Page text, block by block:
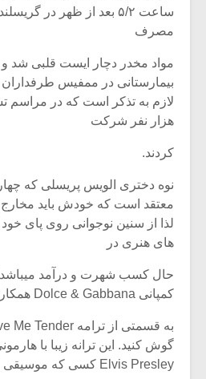
ساعت ۵/۲ بعد از ظهر در
مصرف
مواد مخدر دچار ایست قلبی شد
بیمارستانی در ممفیس طرفداران
هزار نفر شرکت
کردند.
نوه دختری الویس پریسلی که
معتقد است که خودش باید مخارج
لذا از سنین نوجوانی روی پای خود
های هنری در
حال کسب شهرت و درآمد میباشد
کمپانی Dolce & Gabbana همکاری میکند.
گوش کنید. این ترانه زیبا با
Elvis Presley کسی که موسیقی Rock ‘n Roll او شهرت